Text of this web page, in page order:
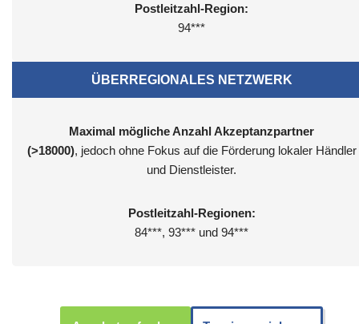
Postleitzahl-Region:
94***
ÜBERREGIONALES NETZWERK
Maximal mögliche Anzahl Akzeptanzpartner
(>18000), jedoch ohne Fokus auf die Förderung lokaler Händler
und Dienstleister.
Postleitzahl-Regionen:
84***, 93*** und 94***